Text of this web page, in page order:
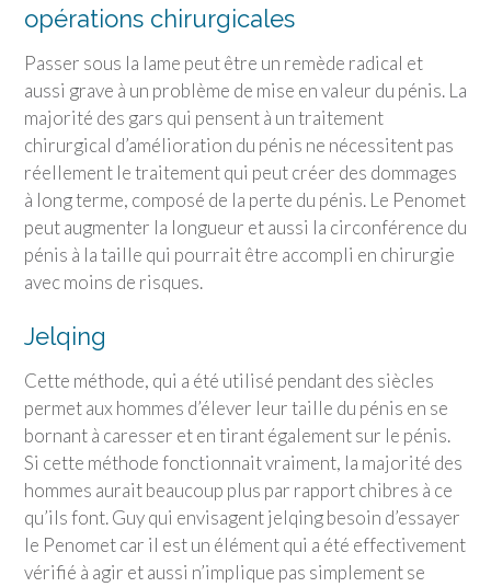
opérations chirurgicales
Passer sous la lame peut être un remède radical et
aussi grave à un problème de mise en valeur du pénis. La
majorité des gars qui pensent à un traitement
chirurgical d’amélioration du pénis ne nécessitent pas
réellement le traitement qui peut créer des dommages
à long terme, composé de la perte du pénis. Le Penomet
peut augmenter la longueur et aussi la circonférence du
pénis à la taille qui pourrait être accompli en chirurgie
avec moins de risques.
Jelqing
Cette méthode, qui a été utilisé pendant des siècles
permet aux hommes d’élever leur taille du pénis en se
bornant à caresser et en tirant également sur le pénis.
Si cette méthode fonctionnait vraiment, la majorité des
hommes aurait beaucoup plus par rapport chibres à ce
qu’ils font. Guy qui envisagent jelqing besoin d’essayer
le Penomet car il est un élément qui a été effectivement
vérifié à agir et aussi n’implique pas simplement se